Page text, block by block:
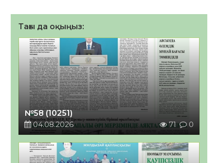
Тағы да оқыңыз:
№58 (10251)
04.08.2026
71 0